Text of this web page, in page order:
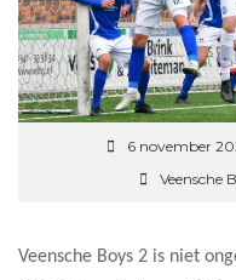
6 november
Veensche
Veensche Boys 2 is niet